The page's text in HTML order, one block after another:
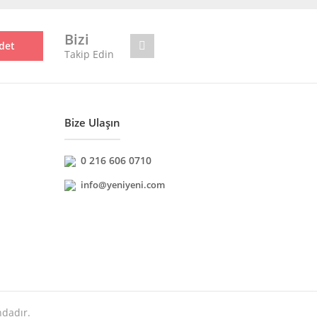
Bizi
Takip Edin
Bize Ulaşın
0 216 606 0710
info@yeniyeni.com